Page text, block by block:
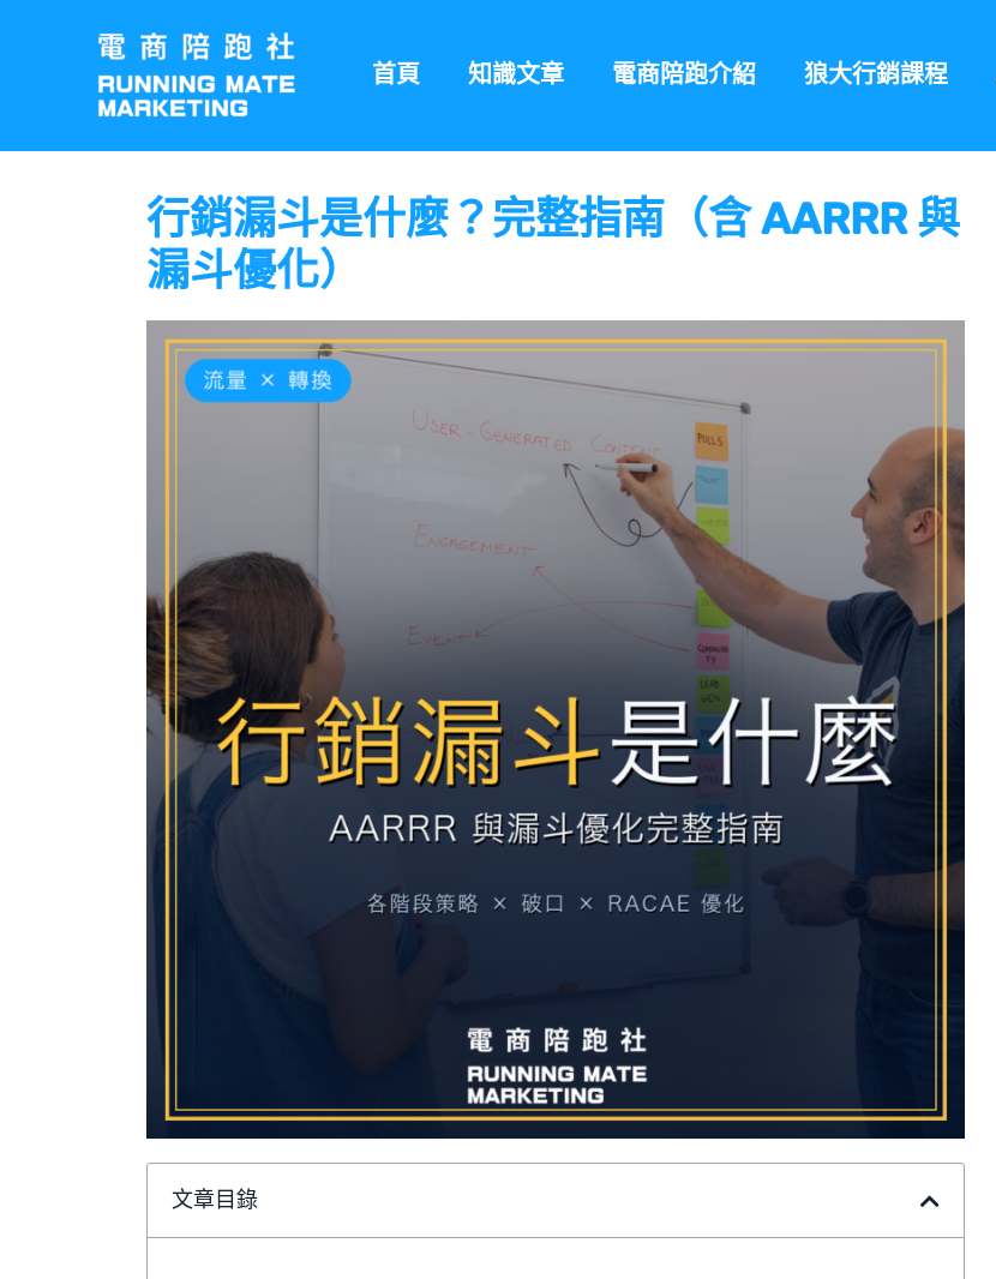
內
首頁 知識文章 電商陪跑介紹 狼大行銷課程
行銷漏斗是什麼？完整指南（含 AARRR 與
漏斗優化）
文章目錄